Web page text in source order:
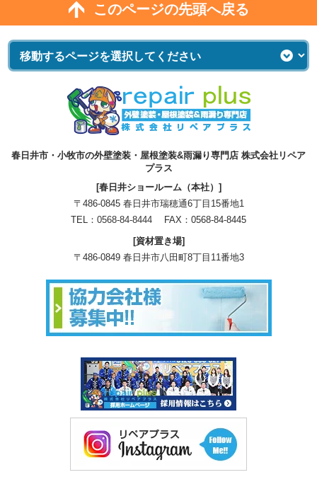
このページの先頭へ戻る
春日井市・小牧市の外壁塗装・屋根塗装&雨漏り専門店 株式会社リペア
プラス
[春日井ショールーム（本社）]
〒486-0845 春日井市瑞穂通6丁目15番地1
TEL： 0568-84-8444 FAX：0568-84-8445
[資材置き場]
〒486-0849 春日井市八田町8丁目11番地3